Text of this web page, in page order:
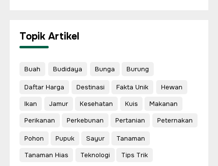
Topik Artikel
Buah Budidaya Bunga Burung
Daftar Harga Destinasi Fakta Unik
Hewan
Ikan
Jamur Kesehatan Kuis
Makanan
Perikanan
Perkebunan Pertanian Peternakan
Pohon Pupuk Sayur
Tanaman
Tanaman Hias
Teknologi Tips Trik